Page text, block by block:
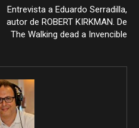
Entrevista a Eduardo Serradilla,
autor de ROBERT KIRKMAN. De
The Walking dead a Invencible